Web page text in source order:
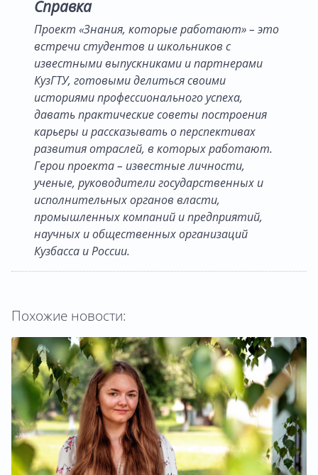
Справка
Проект «Знания, которые работают» – это
встречи студентов и школьников с
известными выпускниками и партнерами
КузГТУ, готовыми делиться своими
историями профессионального успеха,
давать практические советы построения
карьеры и рассказывать о перспективах
развития отраслей, в которых работают.
Герои проекта – известные личности,
ученые, руководители государственных и
исполнительных органов власти,
промышленных компаний и предприятий,
научных и общественных организаций
Кузбасса и России.
Похожие новости: